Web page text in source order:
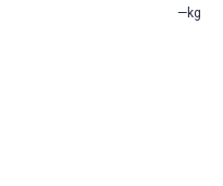
—kg